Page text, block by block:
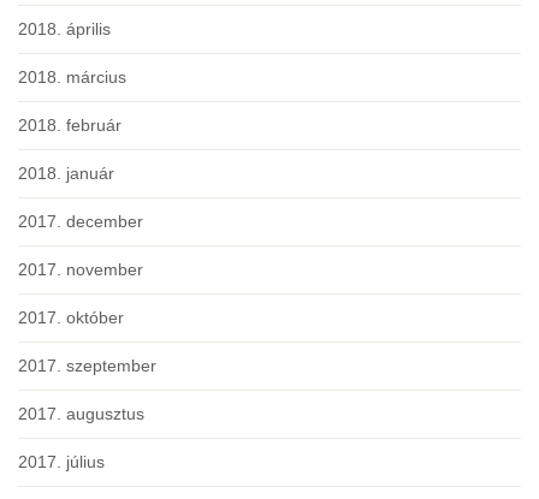
2018. április
2018. március
2018. február
2018. január
2017. december
2017. november
2017. október
2017. szeptember
2017. augusztus
2017. július